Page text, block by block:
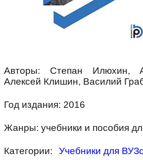
Авторы: Степан Илюхин,
Алексей Клишин, Василий
Год издания: 2016
Жанры: учебники и пособия
Категории: Учебники для